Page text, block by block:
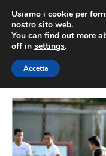
contenuto
Usiamo i cookie per
nostro sito web.
You can find out more
off in settings.
Accetta